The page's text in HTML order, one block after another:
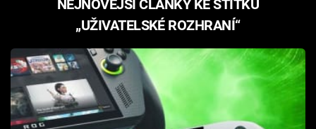
Témata
Filmy
Seriály
NEJNOVĚJŠÍ ČLÁNKY KE ŠTÍTKU
„UŽIVATELSKÉ ROZHRANÍ“